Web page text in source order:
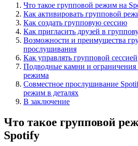
Что такое групповой режим на
Как активировать групповой
Как создать групповую сессию
Как пригласить друзей в
Возможности и преимущества
прослушивания
Как управлять групповой сессией
Подводные камни и ограничения
режима
Совместное прослушивание
режим в деталях
В заключение
Что такое групповой
Spotify